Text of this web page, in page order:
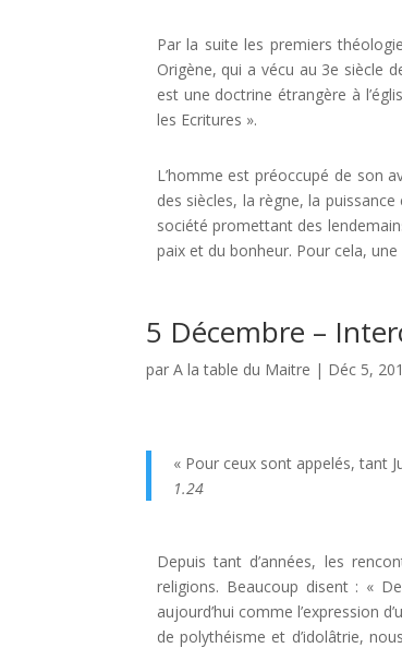
Par la suite les premiers
Origène, qui a vécu au 3e siècle
est une doctrine étrangère à
les Ecritures ».
L’homme est préoccupé de son
des siècles, la règne, la
société promettant des
paix et du bonheur. Pour cela,
5 Décembre –
parA la table du Maitre | Déc 5,
« Pour ceux sont appelés, tant
1.24
Depuis tant d’années, les
religions. Beaucoup disent : «
aujourd’hui comme l’expression
de polythéisme et d’idolâtrie,